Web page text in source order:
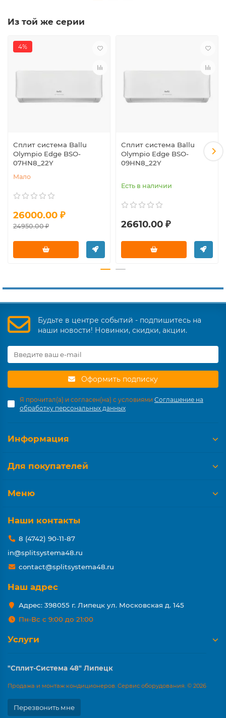
Из той же серии
4%
Сплит система Ballu
Olympio Edge BSO-
07HN8_22Y
Мало
26000.00 ₽
24950.00 ₽
Сплит система Ballu
Olympio Edge BSO-
09HN8_22Y
Есть в наличии
26610.00 ₽
Будьте в центре событий - подпишитесь на
наши новости! Новинки, скидки, акции.
Оформить подписку
Я прочитал(а) и согласен(на) с условиями Соглашение на
обработку персональных данных
Информация
Для покупателей
Меню
Наши контакты
8 (4742) 90-11-87
in@splitsystema48.ru
contact@splitsystema48.ru
Наш адрес
Адрес: 398055 г. Липецк ул. Московская д. 145
Пн-Вс с 9:00 до 21:00
Услуги
"Сплит-Система 48" Липецк
Продажа и монтаж кондиционеров. Сервис оборудования. © 2026
Перезвонить мне